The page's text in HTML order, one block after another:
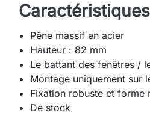
Pêne massif en acier
Hauteur : 82 mm
Le battant des fenêtres /
Montage uniquement sur
Fixation robuste et forme
De stock